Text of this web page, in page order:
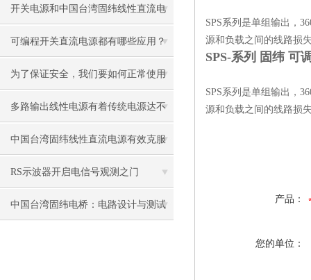
网和其他设备造成干扰
开关电源和中国台湾固纬线性直流电
源的区别在哪里？
可编程开关直流电源都有哪些应用？
为了保证安全，我们要如何正常使用
中国台湾固纬线性直流电源？
多路输出线性电源有着传统电源达不
到的功能
中国台湾固纬线性直流电源有效克服
了传统电源的缺点
RS示波器开启电信号观测之门
中国台湾固纬电桥：电路设计与测试
SPS系列是单组输出，
源和负载之间的线路损
SPS-系列 固纬 可
SPS系列是单组输出，
源和负载之间的线路损
产品：
您的单位：